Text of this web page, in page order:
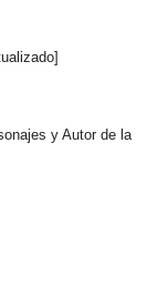
y Autor de la